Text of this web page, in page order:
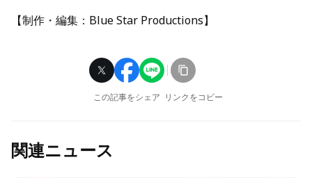
【制作・編集：Blue Star Productions】
この記事をシェア リンクをコピー
関連ニュース